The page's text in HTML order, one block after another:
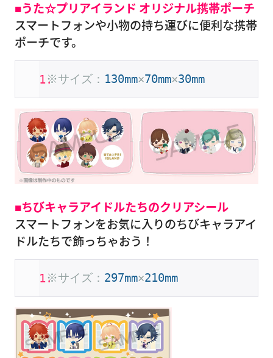
■うた☆プリアイランド オリジナル携帯ポーチ
スマートフォンや小物の持ち運びに便利な携帯
ポーチです。
※サイズ： 130mm×70mm×30mm
■ちびキャラアイドルたちのクリアシール
スマートフォンをお気に入りのちびキャラアイ
ドルたちで飾っちゃおう！
※サイズ： 297mm×210mm